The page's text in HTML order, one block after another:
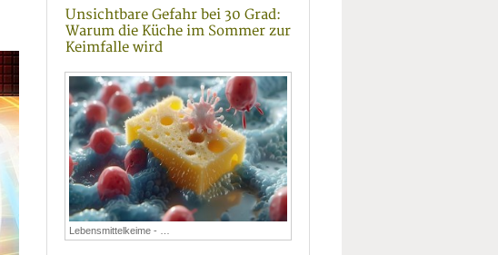
MEDIZIN UND PHARMA
BEAUTY UND PFLEGE
SPORT UND FITNESS
WELLNESS UND REISEN
Unsichtbare Gefahr bei 30 Grad:
Warum die Küche im Sommer zur
Keimfalle wird
Lebensmittelkeime - …